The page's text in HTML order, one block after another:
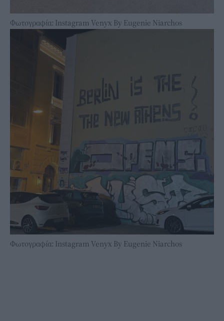
Φωτογραφία: Instagram Venyx By Eugenie Niarchos
Φωτογραφία: Instagram Venyx By Eugenie Niarchos